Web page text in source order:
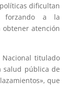
dificultan
forzando a la
atención
Nacional titulado
salud pública de
que